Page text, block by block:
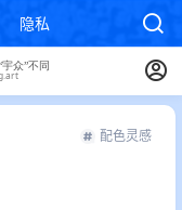
隐私政策
配色灵感